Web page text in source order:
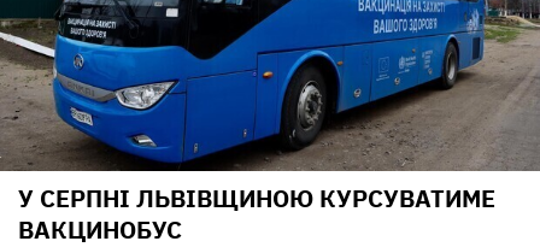
У СЕРПНІ ЛЬВІВЩИНОЮ КУРСУВАТИМЕ
ВАКЦИНОБУС